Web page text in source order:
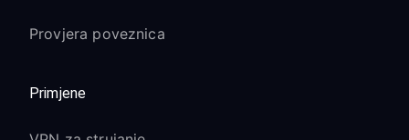
Provjera poveznica
Primjene